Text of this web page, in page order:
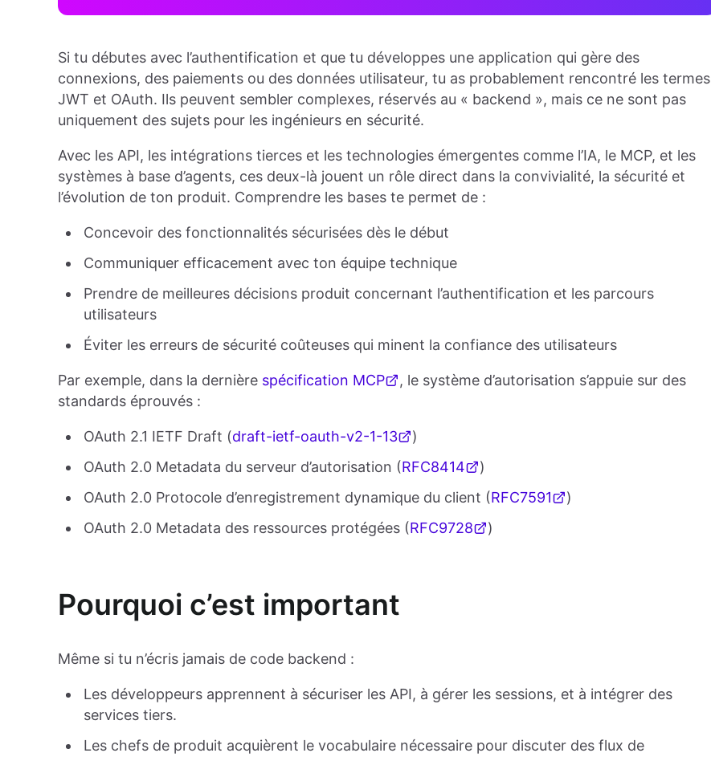
Si tu débutes avec l’authentification et que tu développes une application qui gère des
connexions, des paiements ou des données utilisateur, tu as probablement rencontré les termes
JWT et OAuth. Ils peuvent sembler complexes, réservés au « backend », mais ce ne sont pas
uniquement des sujets pour les ingénieurs en sécurité.
Avec les API, les intégrations tierces et les technologies émergentes comme l’IA, le MCP, et les
systèmes à base d’agents, ces deux-là jouent un rôle direct dans la convivialité, la sécurité et
l’évolution de ton produit. Comprendre les bases te permet de :
Concevoir des fonctionnalités sécurisées dès le début
Communiquer efficacement avec ton équipe technique
Prendre de meilleures décisions produit concernant l’authentification et les parcours
utilisateurs
Éviter les erreurs de sécurité coûteuses qui minent la confiance des utilisateurs
Par exemple, dans la dernière spécification MCP
, le système d’autorisation s’appuie sur des
standards éprouvés :
OAuth 2.1 IETF Draft (draft-ietf-oauth-v2-1-13
)
OAuth 2.0 Metadata du serveur d’autorisation (RFC8414
)
OAuth 2.0 Protocole d’enregistrement dynamique du client (RFC7591
)
OAuth 2.0 Metadata des ressources protégées (RFC9728 )
Pourquoi c’est important
Même si tu n’écris jamais de code backend :
Les développeurs apprennent à sécuriser les API, à gérer les sessions, et à intégrer des
services tiers.
Les chefs de produit acquièrent le vocabulaire nécessaire pour discuter des flux de